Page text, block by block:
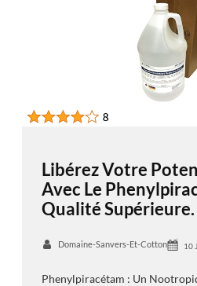
Libérez Votre
Avec Le
Qualité Supérieure.
Domaine-Sanvers-Et-Cotton 10
Phenylpiracétam : Un